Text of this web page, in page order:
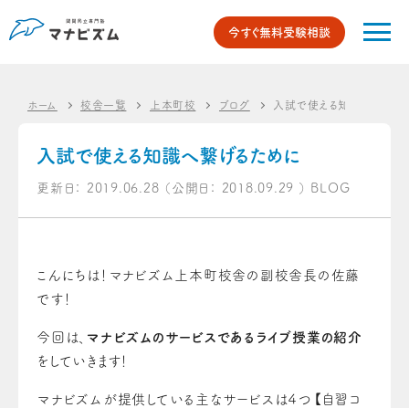
今すぐ無料受験相談
ホーム 校舎一覧 上本町校 ブログ 入試で使える知識へ繋げる
入試で使える知識へ繋げるために
更新日： 2019.06.28 （公開日： 2018.09.29 ） BLOG
こんにちは！マナビズム上本町校舎の副校舎長の佐藤
です！
今回は、 マナビズムのサービスであるライブ授業の紹介
をしていきます！
マナビズムが提供している主なサービスは４つ【自習コ